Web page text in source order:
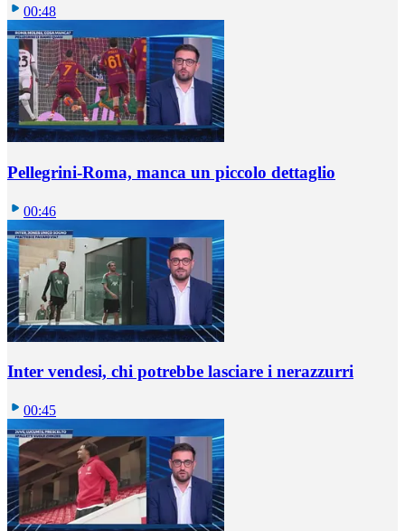
00:48
Pellegrini-Roma, manca un piccolo dettaglio
00:46
Inter vendesi, chi potrebbe lasciare i nerazzurri
00:45